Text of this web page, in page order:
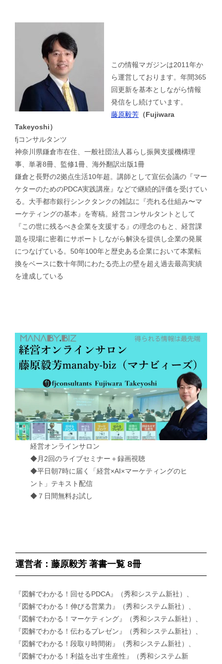
この情報マガジンは2011年か
ら運営しております。年間365
回更新を基本としながら情報
発信をし続けています。
藤原毅芳 （Fujiwara
Takeyoshi）
fjコンサルタンツ
神奈川県鎌倉市在住、一般社団法人暮らし振興支援機構理
事、単著8冊、監修1冊、海外翻訳出版1冊
鎌倉と長野の2拠点生活10年超。講師として宣伝会議の『マー
ケターのためのPDCA実践講座』などで継続的評価を受けてい
る。大手都市銀行シンクタンクの雑誌に『売れる仕組み〜マ
ーケティングの基本』を寄稿。経営コンサルタントとして
『この世に残るべき企業を支援する』の理念のもと、経営課
題を現場に密着にサポートしながら解決を提供し企業の発展
につなげている。50年100年と歴史ある企業において本業転
換をベースに数十年間にわたる売上の壁を超え過去最高実績
を達成している
経営オンラインサロン
◆月2回のライブセミナー＋録画視聴
◆平日朝7時に届く「経営×AI×マーケティングのヒ
ント」テキスト配信
◆７日間無料お試し
運営者：藤原毅芳 著書一覧 8冊
『図解でわかる！回せるPDCA』（秀和システム新社）、
『図解でわかる！伸びる営業力』（秀和システム新社）、
『図解でわかる！マーケティング』（秀和システム新社）、
『図解でわかる！伝わるプレゼン』（秀和システム新社）、
『図解でわかる！段取り時間術』（秀和システム新社）、
『図解でわかる！利益を出す生産性』（秀和システム新